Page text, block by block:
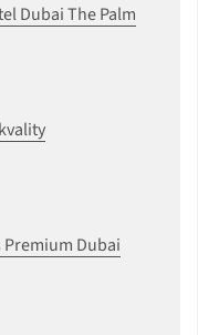
Dubai The Palm
Dubai